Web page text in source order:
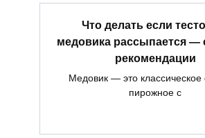
Что делать если
медовика рассыпается —
рекомендации
Медовик — это классическое
пирожное с